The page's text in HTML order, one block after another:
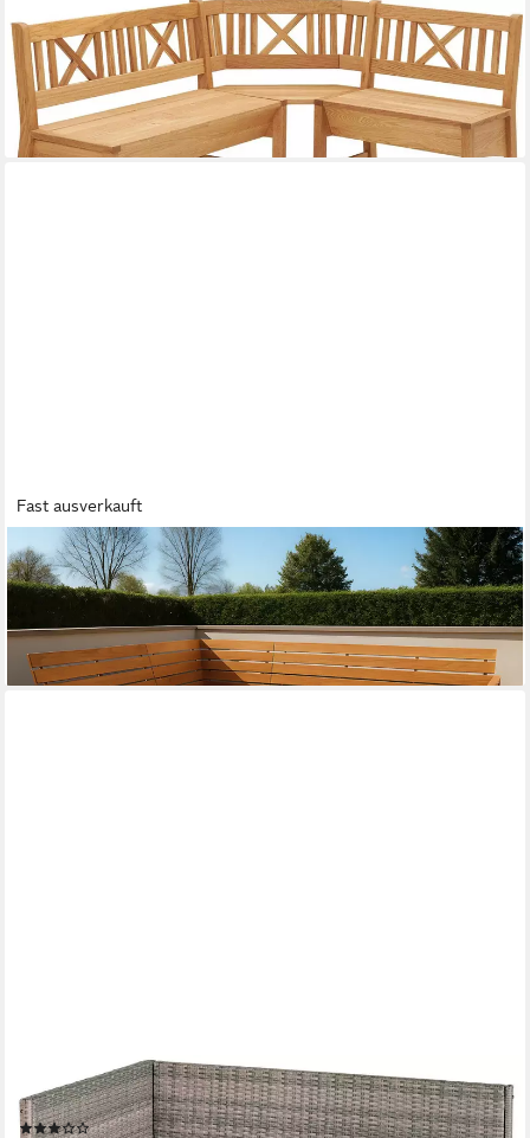
MASSIVLINE&MORE
Eckbank Königsee, Eckbank umstellbar, mit Truhe, ohne Kissen
1.209,99 € UVP1.348,00 €
-10%
lieferbar in 5 Wochen
Fast ausverkauft
SAM®
Gartenbank Waterloo, Teakholz massiv, Eckbank, viel Platz
1.120,39 €
UVP1.729,00 €
-35%
lieferbar in 2 Wochen
MERXX
Gartenbank Eckbank
(7)